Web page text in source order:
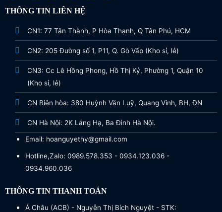
THÔNG TIN LIÊN HỆ
CN1: 77 Tân Thành, P Hòa Thạnh, Q Tân Phú, HCM
CN2: 205 Đường số 1, P11, Q. Gò Vấp (Kho sỉ, lẻ)
CN3: Cc Lê Hồng Phong, Hồ Thị Kỷ, Phường 1, Quận 10
(Kho sỉ, lẻ)
CN Biên hòa: 380 Huỳnh Văn Luỹ, Quang Vinh, BH, ĐN
CN Hà Nội: 2K Láng Hạ, Ba Đình Hà Nội.
Email: hoanguyethy@gmail.com
Hotline,Zalo: 0989.578.353 - 0934.123.036 -
0934.960.036
THÔNG TIN THANH TOÁN
Á Châu (ACB) - Nguyễn Thị Bích Nguyệt - STK: